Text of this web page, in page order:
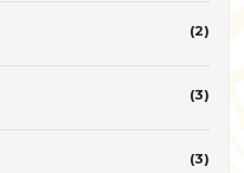
(2)
(3)
(3)